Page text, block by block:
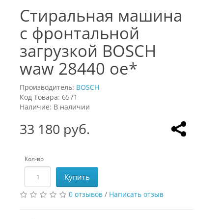
Стиральная машина
с фронтальной
загрузкой BOSCH
waw 28440 oe*
Производитель: BOSCH
Код Товара: 6571
Наличие: В наличии
33 180 руб.
Кол-во
Купить
0 отзывов / Написать отзыв